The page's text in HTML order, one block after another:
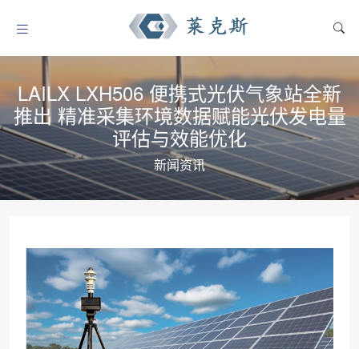
LAILX LXH506 便携式光伏气象站全新
推出 精准采集环境数据赋能光伏发电量
评估与效能优化
新闻资讯